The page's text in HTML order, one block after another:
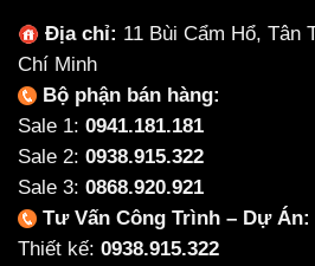
Địa chỉ: 11 Bùi Cẩm Hổ, Tân
Chí Minh
Bộ phận bán hàng:
Sale 1: 0941.181.181
Sale 2: 0938.915.322
Sale 3: 0868.920.921
Tư Vấn Công Trình – Dự Án:
Thiết kế: 0938.915.322